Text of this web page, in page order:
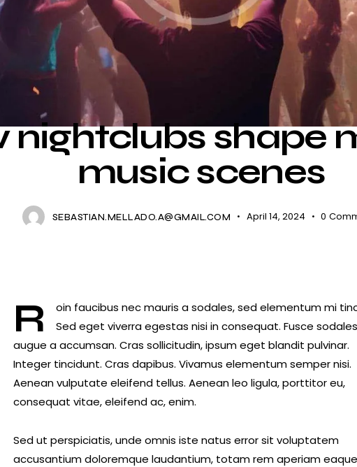
nightclubs shape
music scenes
SEBASTIAN.MELLADO.A@GMAIL.COM April 14, 2024 0
R
oin faucibus nec mauris a sodales, sed elementum mi
Sed eget viverra egestas nisi in consequat. Fusce sodales
augue a accumsan. Cras sollicitudin, ipsum eget blandit pulvinar.
Integer tincidunt. Cras dapibus. Vivamus elementum semper nisi.
Aenean vulputate eleifend tellus. Aenean leo ligula, porttitor eu,
consequat vitae, eleifend ac, enim.
Sed ut perspiciatis, unde omnis iste natus error sit voluptatem
accusantium doloremque laudantium, totam rem aperiam